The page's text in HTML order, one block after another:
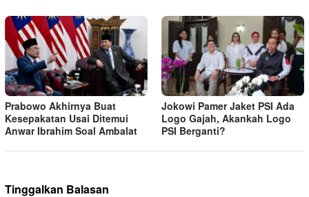
Prabowo Akhirnya Buat
Kesepakatan Usai Ditemui
Anwar Ibrahim Soal Ambalat
Jokowi Pamer Jaket PSI Ada
Logo Gajah, Akankah Logo
PSI Berganti?
Tinggalkan Balasan